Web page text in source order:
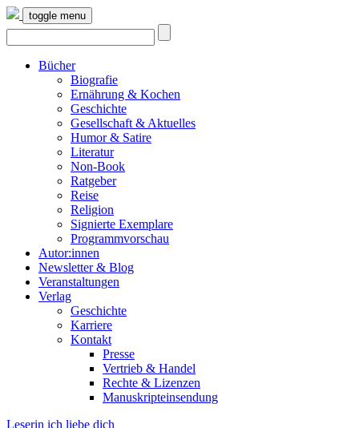
toggle menu
Bücher
Biografie
Ernährung & Kochen
Geschichte
Gesellschaft & Aktuelles
Humor & Satire
Literatur
Non-Book
Ratgeber
Reise
Religion
Signierte Exemplare
Programmvorschau
Autor:innen
Newsletter & Blog
Veranstaltungen
Verlag
Geschichte
Karriere
Kontakt
Presse
Vertrieb & Handel
Rechte & Lizenzen
Manuskripteinsendung
Leserin ich liebe dich